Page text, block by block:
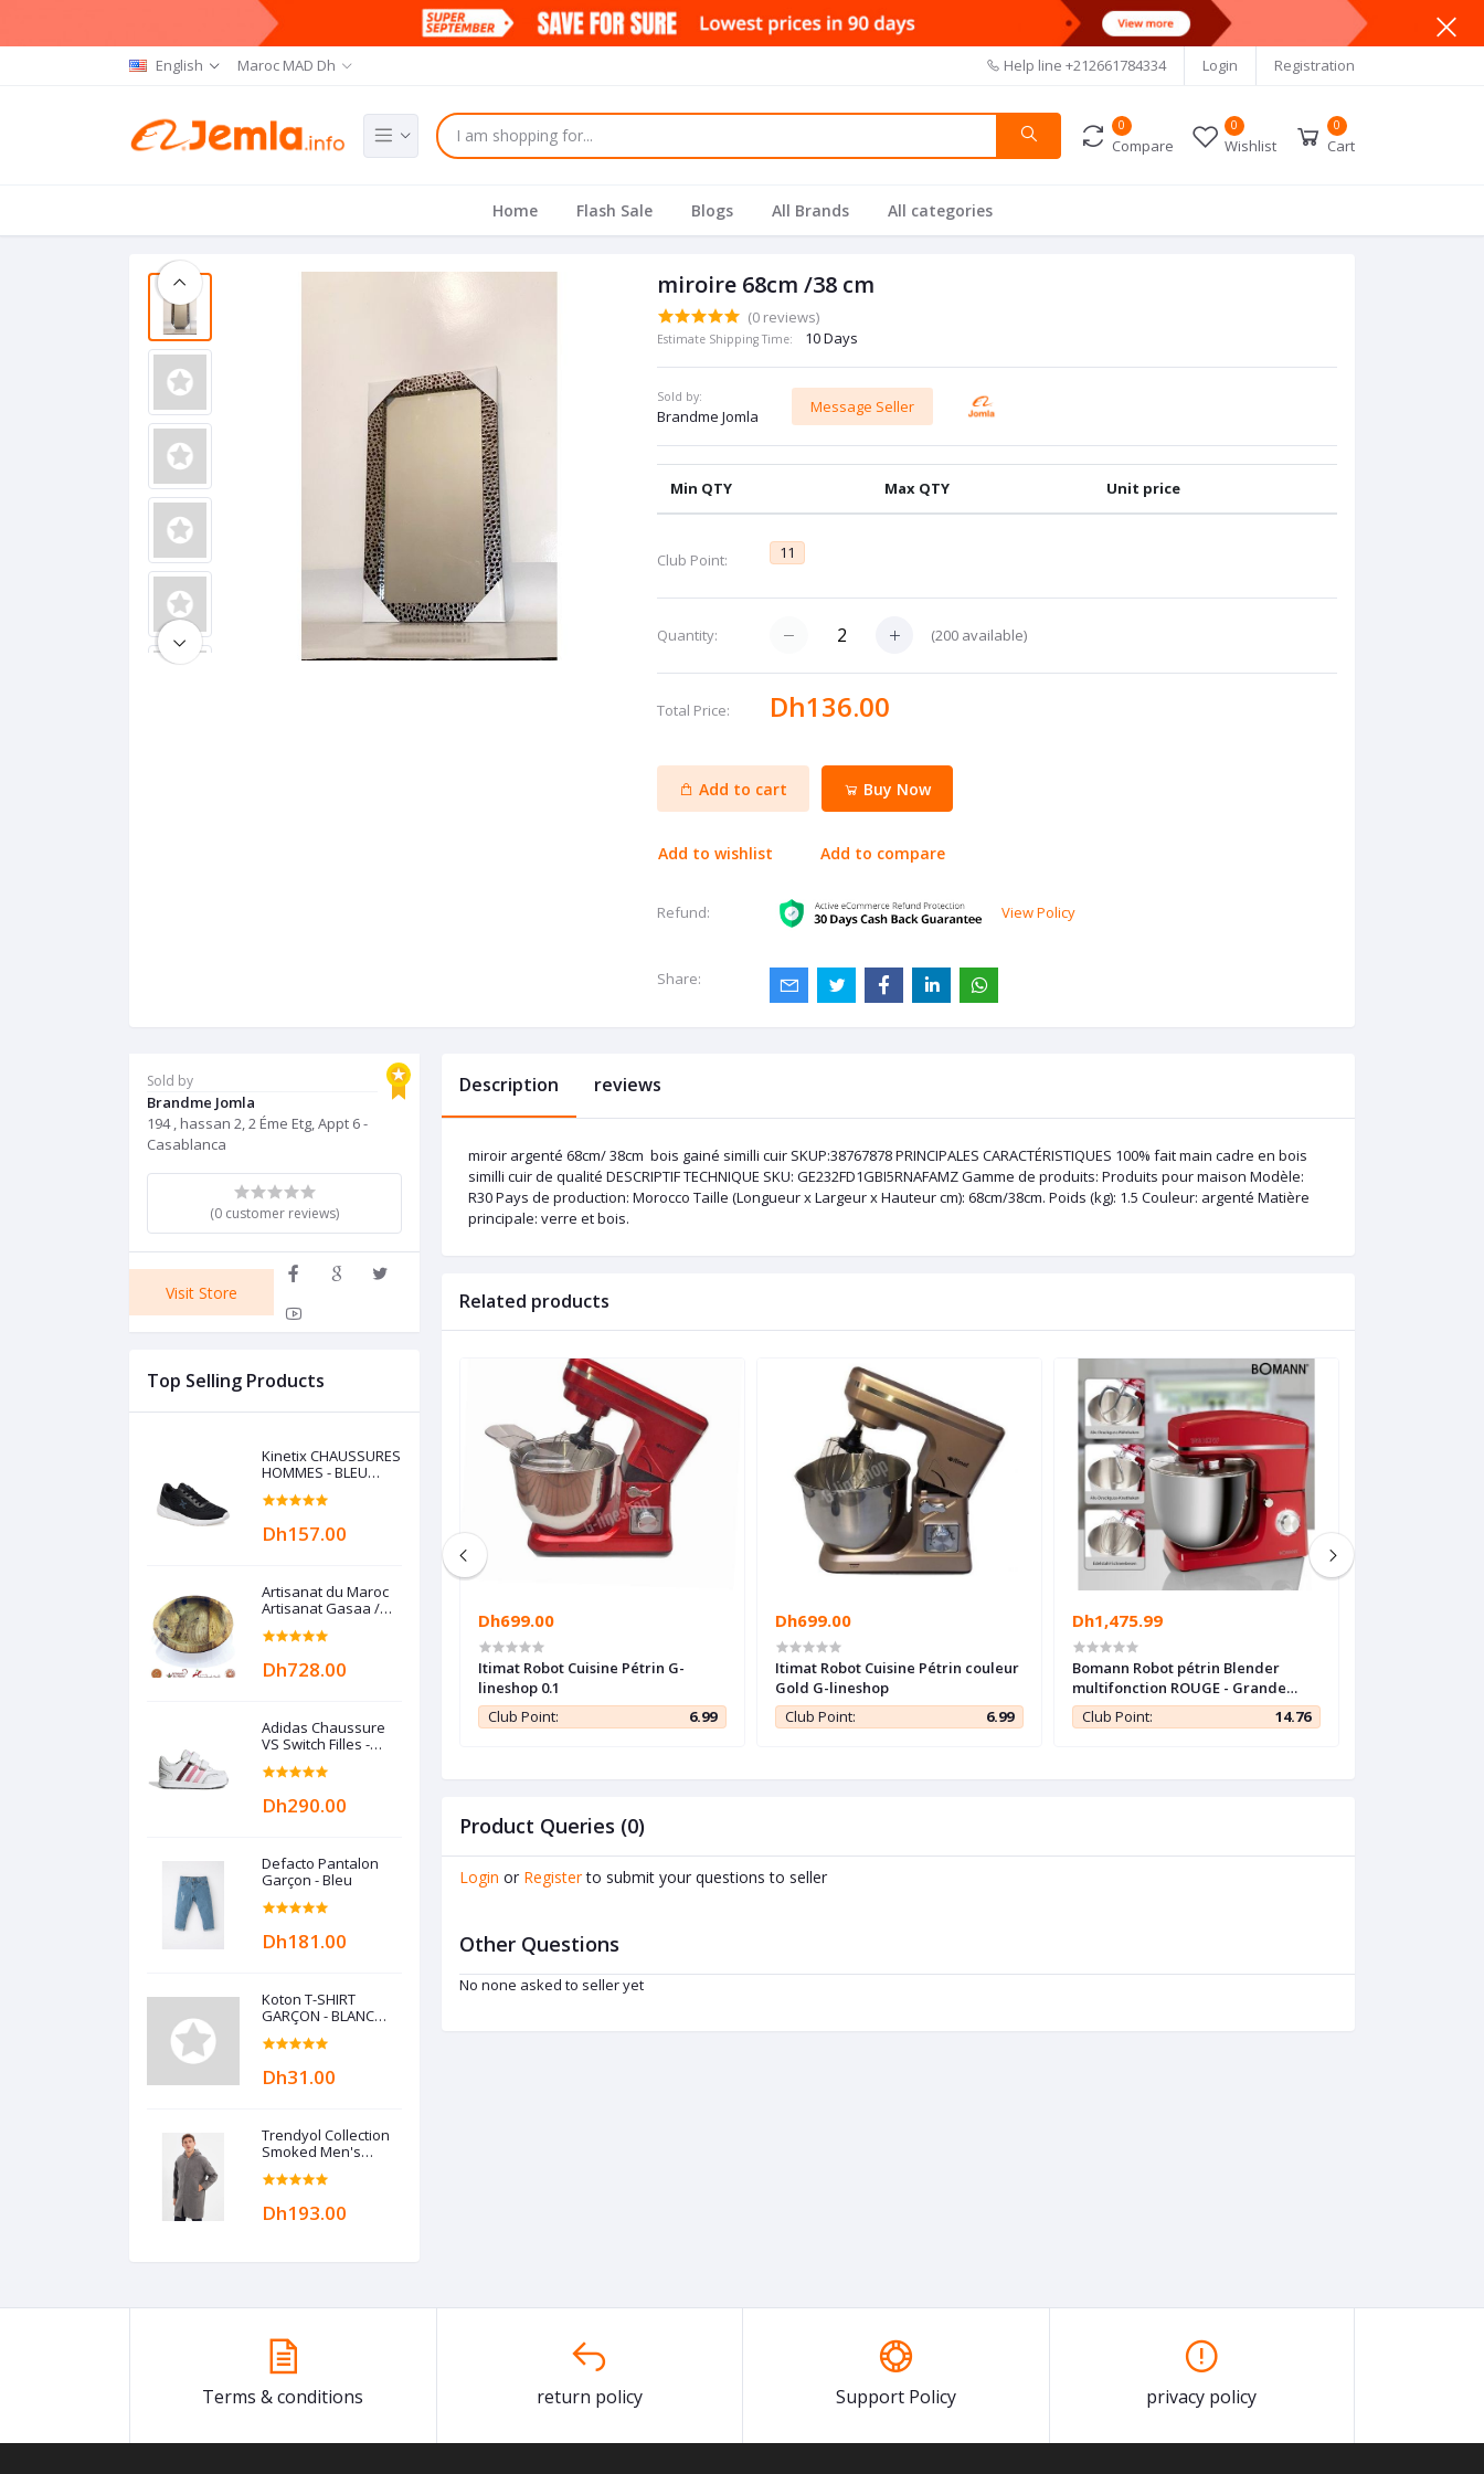
English Maroc MAD Dh Help line +212661784334 Login Registration
0
Compare
0
Wishlist
0
Cart
Home Flash Sale Blogs All Brands All categories
miroire 68cm /38 cm
(0 reviews)
Estimate Shipping Time: 10 Days
Sold by:
Brandme Jomla
Message Seller
Min QTY Max QTY Unit price
Club Point: 11
Quantity: (200 available)
Total Price: Dh136.00
Add to cart Buy Now
Add to wishlist Add to compare
Refund: View Policy
Share:
Sold by
Brandme Jomla
194 , hassan 2, 2 Éme Etg, Appt 6 -
Casablanca
(0 customer reviews)
Visit Store
Top Selling Products
Kinetix CHAUSSURES
HOMMES - BLEU
MARINE
Dh157.00
Artisanat du Maroc
Artisanat Gasaa /
Gas3a / Guesâa /
Plat à couscous en
Dh728.00
Adidas Chaussure
VS Switch Filles -
Crystal Blanc
Dh290.00
Defacto Pantalon
Garçon - Bleu
Dh181.00
Koton T-SHIRT
GARÇON - BLANC
ECRU
Dh31.00
Trendyol Collection
Smoked Men's
Hooded Zippered
Oversize Coat
Dh193.00
Description reviews
miroir argenté 68cm/ 38cm bois gainé similli cuir SKUP:38767878 PRINCIPALES CARACTÉRISTIQUES 100% fait main cadre en bois
similli cuir de qualité DESCRIPTIF TECHNIQUE SKU: GE232FD1GBI5RNAFAMZ Gamme de produits: Produits pour maison Modèle:
R30 Pays de production: Morocco Taille (Longueur x Largeur x Hauteur cm): 68cm/38cm. Poids (kg): 1.5 Couleur: argenté Matière
principale: verre et bois.
Related products
Dh1,199.00
Bosch Robot pétrin multifonctions
Dh699.00
Itimat Robot Cuisine Pétrin G-
lineshop 0.1
Club Point:
6.99
Dh699.00
Itimat Robot Cuisine Pétrin couleur
Gold G-lineshop
Club Point:
6.99
Dh1,475.99
Bomann Robot pétrin Blender
multifonction ROUGE - Grande
capacité 10L - 1500W -
Club Point: 14.76
Product Queries (0)
Login or Register to submit your questions to seller
Other Questions
No none asked to seller yet
Terms & conditions return policy Support Policy privacy policy